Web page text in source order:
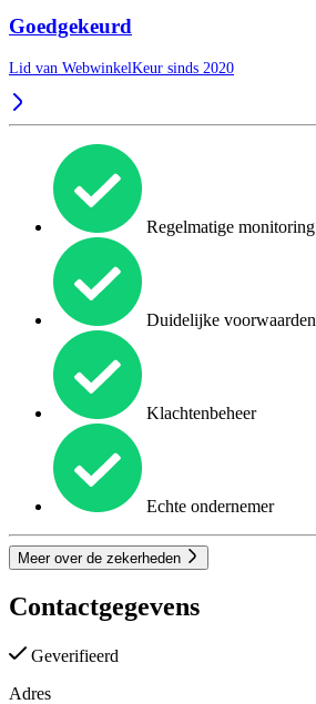
Goedgekeurd
Lid van WebwinkelKeur sinds 2020
Regelmatige monitoring
Duidelijke voorwaarden
Klachtenbeheer
Echte ondernemer
Meer over de zekerheden
Contactgegevens
Geverifieerd
Adres